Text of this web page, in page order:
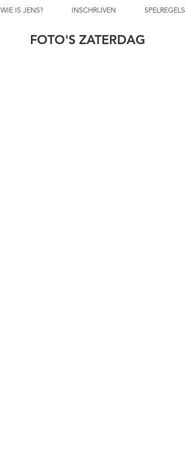
WIE IS JENS? INSCHRIJVEN SPELREGELS
FOTO'S ZATERDAG